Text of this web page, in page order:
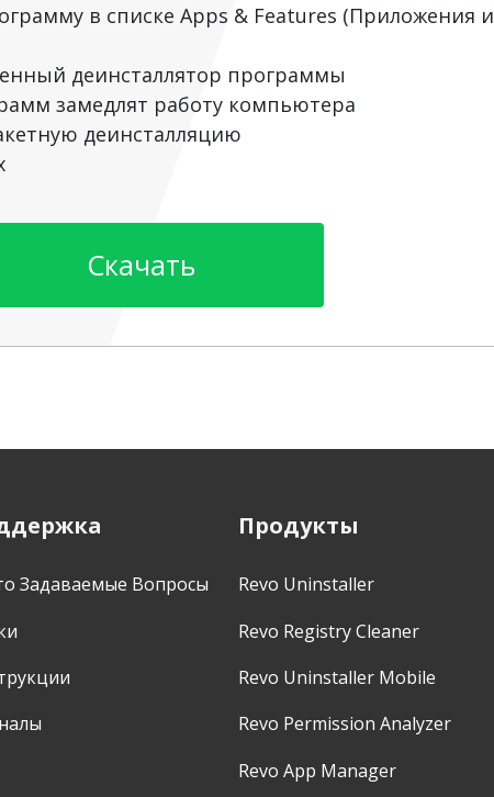
в списке Apps & Features (Приложения и
деинсталлятор программы
замедлят работу компьютера
деинсталляцию
Скачать
Задаваемые Вопросы
Продукты
Revo Uninstaller
Revo Registry Cleaner
Revo Uninstaller Mobile
Revo Permission Analyzer
Revo App Manager